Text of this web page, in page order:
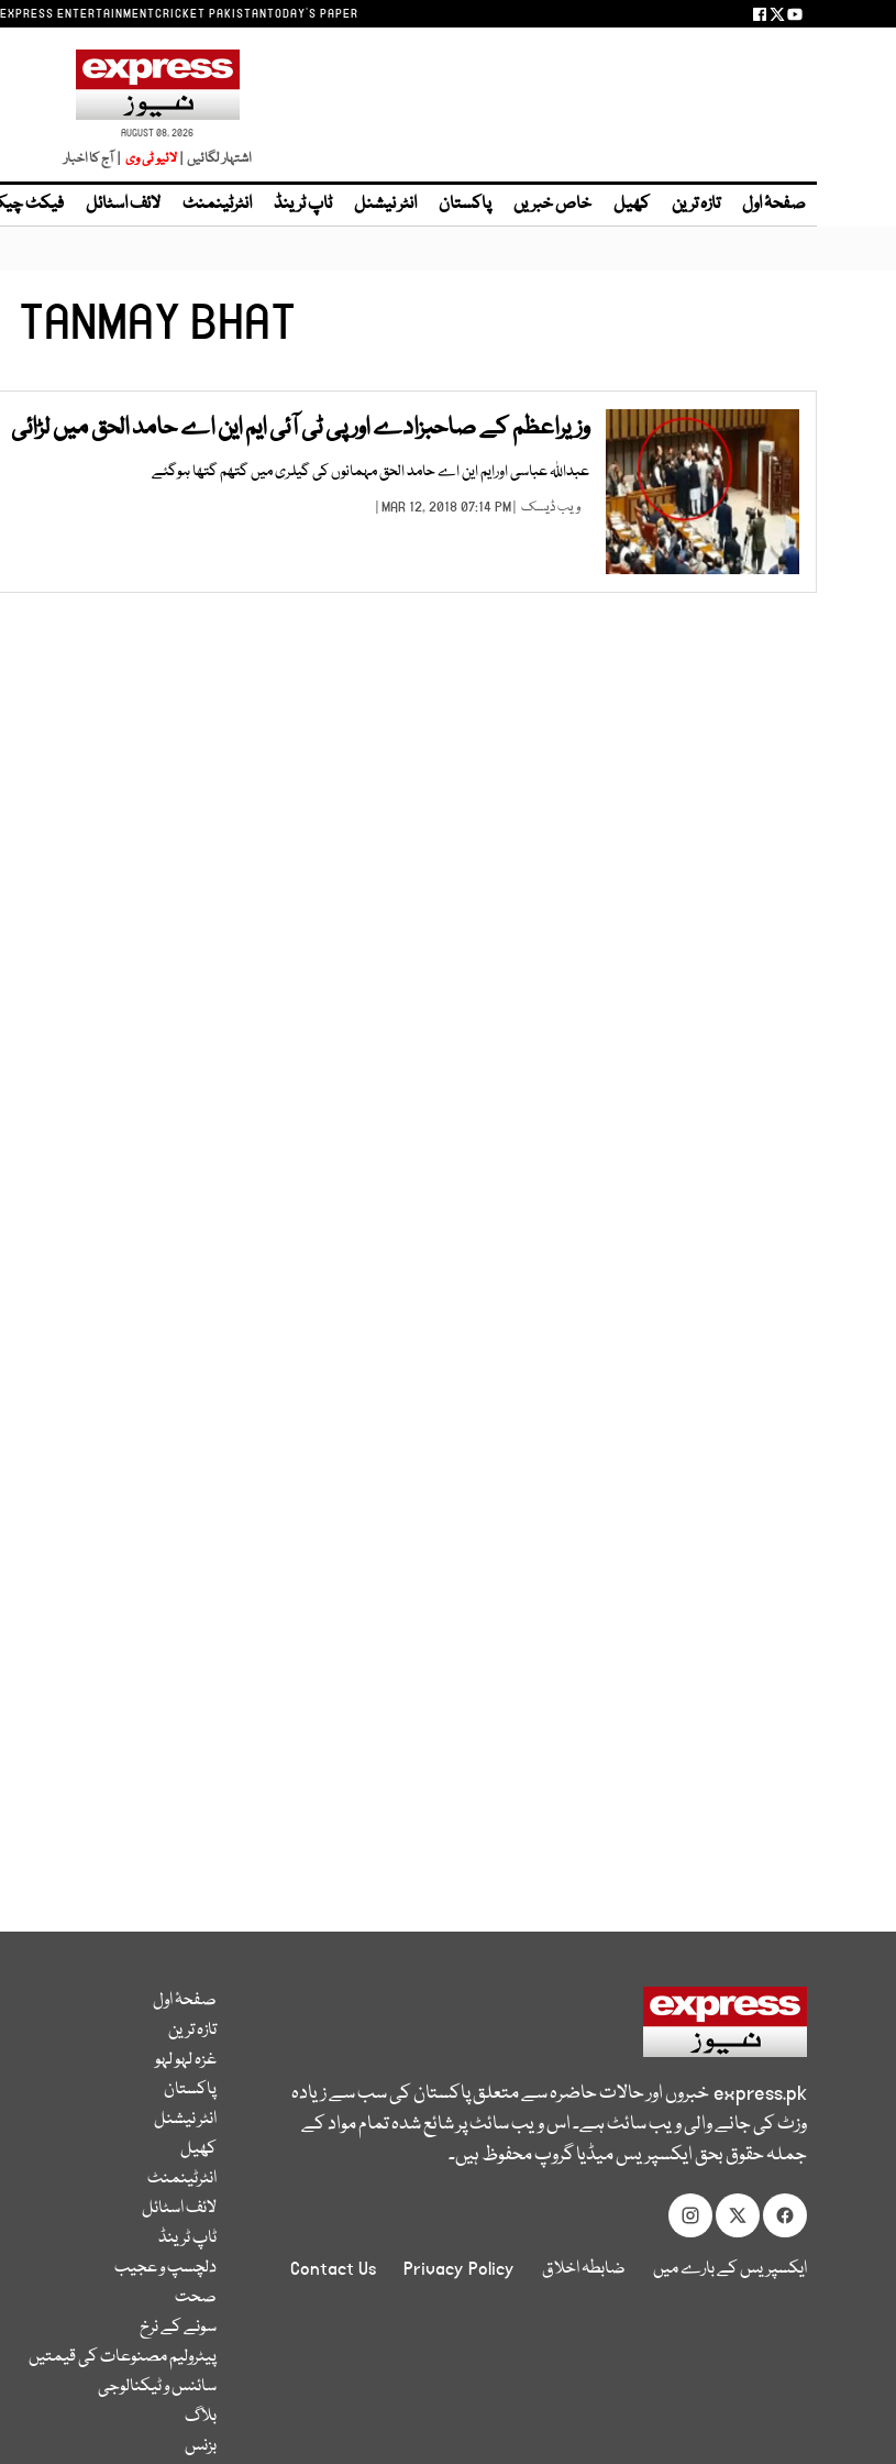
EXPRESS ENTERTAINMENTCRICKET PAKISTANTODAY'S PAPER
AUGUST 08, 2026
اشتہار لگائیں | | آج کا اخبار
صفحۂ اول تازہ ترین کھیل خاص خبریں پاکستان انٹر نیشنل ٹاپ ٹرینڈ انٹرٹینمنٹ لائف اسٹائل فیکٹ
TANMAY BHAT
وزیراعظم کے صاحبزادے اورپی ٹی آئی ایم این اے حامد الحق میں لڑائی
عبداللہ عباسی اورایم این اے حامد الحق مہمانوں کی گیلری میں گتھم گتھا ہوگئے
ویب ڈیسک | MAR 12, 2018 07:14 PM |
express.pkخبروں اور حالات حاضرہ سے متعلق پاکستان کی سب سے زیادہ
وزٹ کی جانے والی ویب سائٹ ہے۔ اس ویب سائٹ پر شائع شدہ تمام مواد کے
جملہ حقوق بحق ایکسپریس میڈیا گروپ محفوظ ہیں۔
ایکسپریس کے بارے میں ضابطہ اخلاق Privacy Policy
Contact Us
صفحۂ اول
تازہ ترین
غزہ لہو لہو
پاکستان
انٹر نیشنل
کھیل
انٹرٹینمنٹ
لائف اسٹائل
ٹاپ ٹرینڈ
دلچسپ و عجیب
صحت
سونے کے نرخ
پیٹرولیم مصنوعات کی قیمتیں
سائنس و ٹیکنالوجی
بلاگ
بزنس